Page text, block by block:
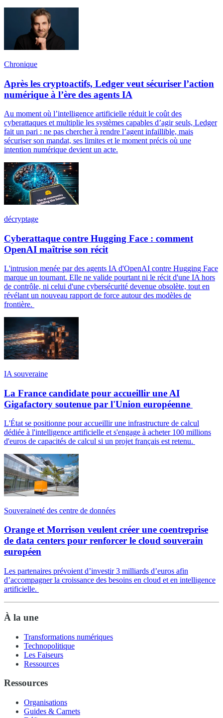
Chronique
Après les cryptoactifs, Ledger veut sécuriser l’action
numérique à l’ère des agents IA
Au moment où l’intelligence artificielle réduit le coût des
cyberattaques et multiplie les systèmes capables d’agir seuls, Ledger
fait un pari : ne pas chercher à rendre l’agent infaillible, mais
sécuriser son mandat, ses limites et le moment précis où une
intention numérique devient un acte.
décryptage
Cyberattaque contre Hugging Face : comment
OpenAI maîtrise son récit
L'intrusion menée par des agents IA d'OpenAI contre Hugging Face
marque un tournant. Elle ne valide pourtant ni le récit d'une IA hors
de contrôle, ni celui d'une cybersécurité devenue obsolète, tout en
révélant un nouveau rapport de force autour des modèles de
frontière.
IA souveraine
La France candidate pour accueillir une AI
Gigafactory soutenue par l'Union européenne
L'État se positionne pour accueillir une infrastructure de calcul
dédiée à l'intelligence artificielle et s'engage à acheter 100 millions
d'euros de capacités de calcul si un projet français est retenu.
Souveraineté des centre de données
Orange et Morrison veulent créer une coentreprise
de data centers pour renforcer le cloud souverain
européen
Les partenaires prévoient d’investir 3 milliards d’euros afin
d’accompagner la croissance des besoins en cloud et en intelligence
artificielle.
À la une
Transformations numériques
Technopolitique
Les Faiseurs
Ressources
Ressources
Organisations
Guides & Carnets